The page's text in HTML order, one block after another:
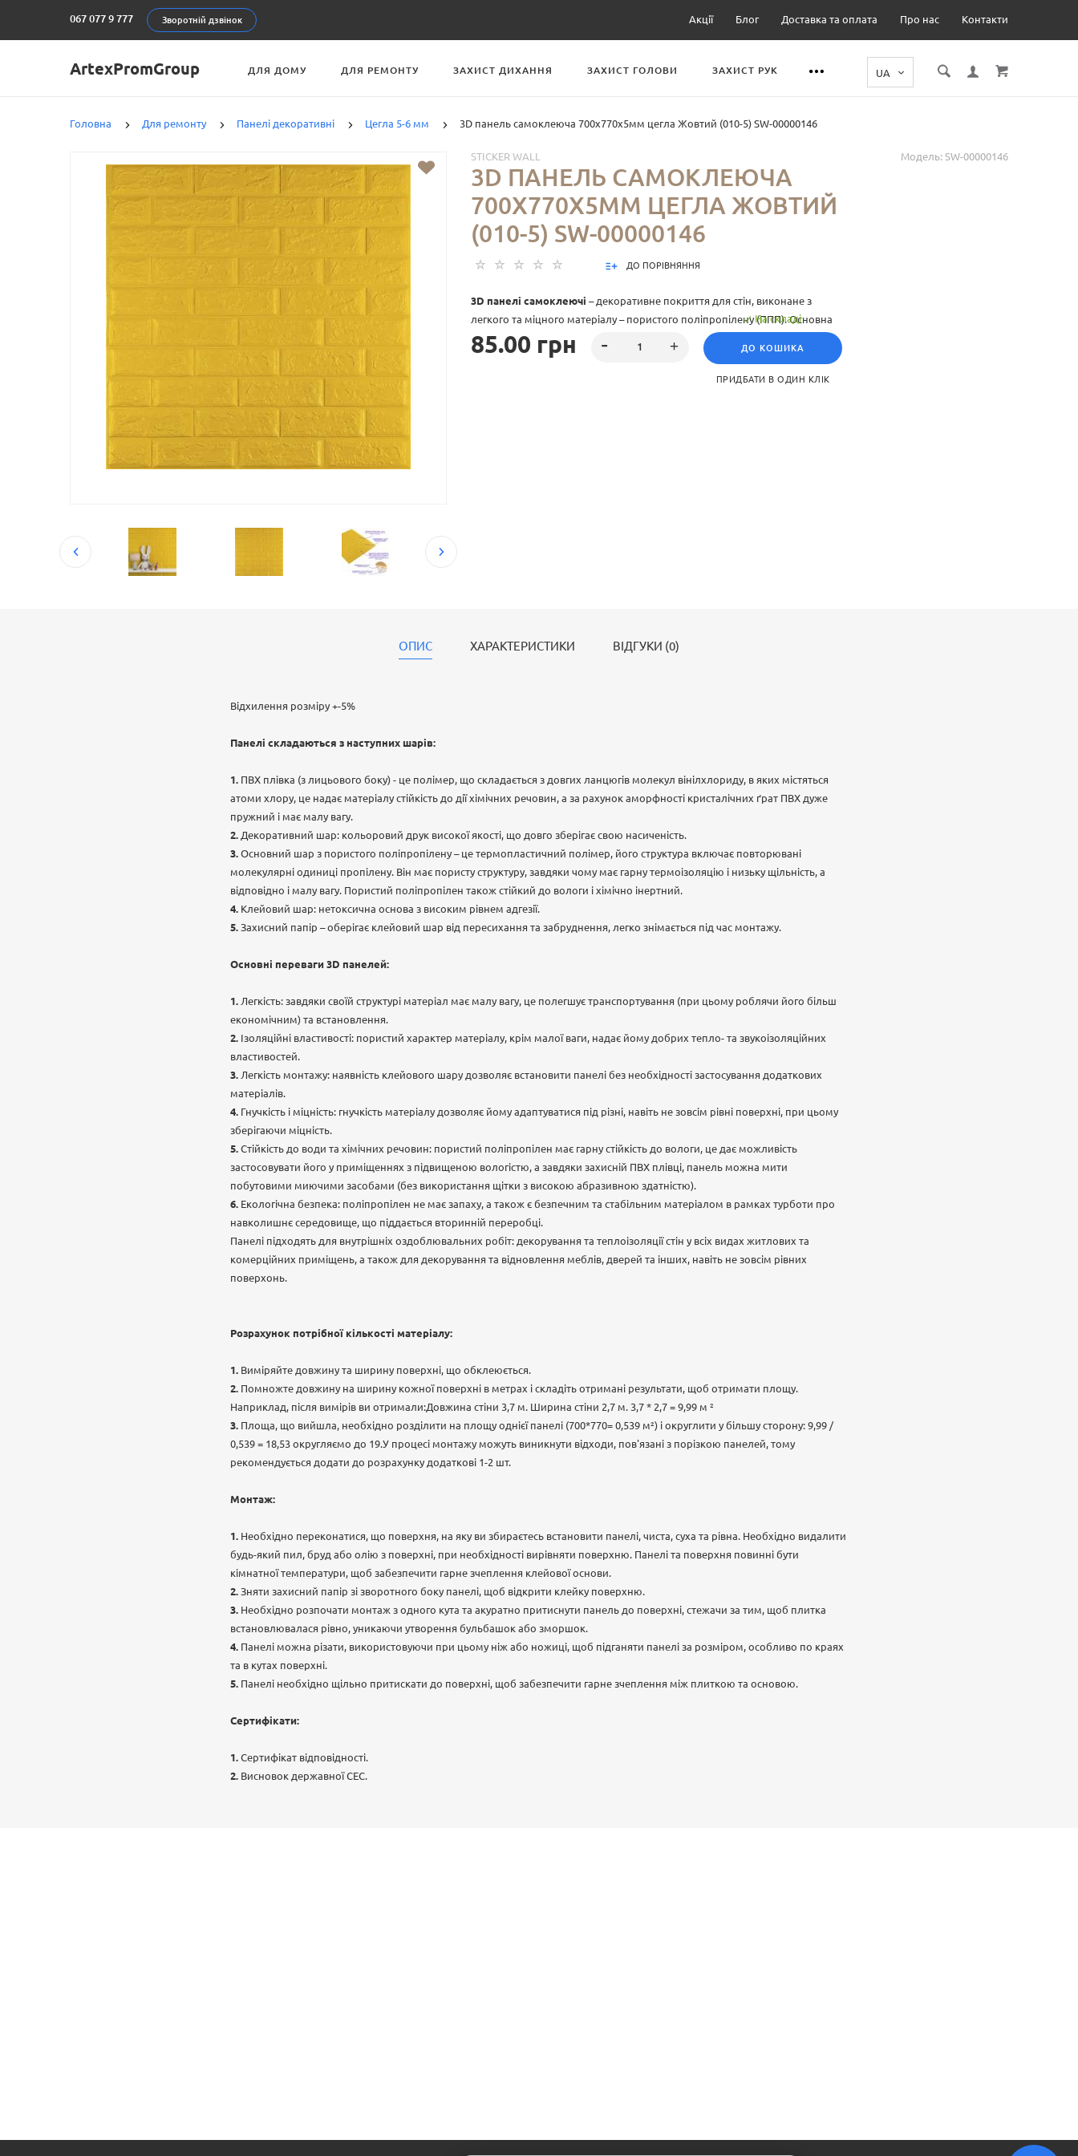
067 077 9 777 Зворотній дзвінок Акції Блог Доставка та оплата Про нас Контакти
ArtexPromGroup ДЛЯ ДОМУ ДЛЯ РЕМОНТУ ЗАХИСТ ДИХАННЯ ЗАХИСТ ГОЛОВИ ЗАХИСТ РУК
Головна Для ремонту Панелі декоративні Цегла 5-6 мм 3D панель самоклеюча 700х770х5мм цегла Жовтий (010-5) SW-00000146
Модель: SW-00000146
STICKER WALL
3D ПАНЕЛЬ САМОКЛЕЮЧА
700Х770Х5ММ ЦЕГЛА ЖОВТИЙ
(010-5) SW-00000146
ДО ПОРІВНЯННЯ
3D панелі самоклеючі – декоративне покриття для стін, виконане з
легкого та міцного матеріалу – пористого поліпропілену (ППП). Основна
особливість – рельєфний малюнок у вигляді цегли у широкому
різноманітті кольорів та наявність клейового шару, що дозволяє
встановити панелі без необхідності застосування додаткових матеріалів.
85.00 грн
На складі
ДО КОШИКА
ПРИДБАТИ В ОДИН КЛІК
ОПИС ХАРАКТЕРИСТИКИ ВІДГУКИ (0)
Відхилення розміру +-5%
Панелі складаються з наступних шарів:
ПВХ плівка (з лицьового боку) - це полімер, що складається з довгих ланцюгів молекул вінілхлориду, в яких містяться
атоми хлору, це надає матеріалу стійкість до дії хімічних речовин, а за рахунок аморфності кристалічних ґрат ПВХ дуже
пружний і має малу вагу.
Декоративний шар: кольоровий друк високої якості, що довго зберігає свою насиченість.
Основний шар з пористого поліпропілену – це термопластичний полімер, його структура включає повторювані
молекулярні одиниці пропілену. Він має пористу структуру, завдяки чому має гарну термоізоляцію і низьку щільність, а
відповідно і малу вагу. Пористий поліпропілен також стійкий до вологи і хімічно інертний.
Клейовий шар: нетоксична основа з високим рівнем адгезії.
Захисний папір – оберігає клейовий шар від пересихання та забруднення, легко знімається під час монтажу.
Основні переваги 3D панелей:
Легкість: завдяки своїй структурі матеріал має малу вагу, це полегшує транспортування (при цьому роблячи його більш
економічним) та встановлення.
Ізоляційні властивості: пористий характер матеріалу, крім малої ваги, надає йому добрих тепло- та звукоізоляційних
властивостей.
Легкість монтажу: наявність клейового шару дозволяє встановити панелі без необхідності застосування додаткових
матеріалів.
Гнучкість і міцність: гнучкість матеріалу дозволяє йому адаптуватися під різні, навіть не зовсім рівні поверхні, при цьому
зберігаючи міцність.
Стійкість до води та хімічних речовин: пористий поліпропілен має гарну стійкість до вологи, це дає можливість
застосовувати його у приміщеннях з підвищеною вологістю, а завдяки захисній ПВХ плівці, панель можна мити
побутовими миючими засобами (без використання щітки з високою абразивною здатністю).
Екологічна безпека: поліпропілен не має запаху, а також є безпечним та стабільним матеріалом в рамках турботи про
навколишнє середовище, що піддається вторинній переробці.
Панелі підходять для внутрішніх оздоблювальних робіт: декорування та теплоізоляції стін у всіх видах житлових та
комерційних приміщень, а також для декорування та відновлення меблів, дверей та інших, навіть не зовсім рівних
поверхонь.
Розрахунок потрібної кількості матеріалу:
Виміряйте довжину та ширину поверхні, що обклеюється.
Помножте довжину на ширину кожної поверхні в метрах і складіть отримані результати, щоб отримати площу.
Наприклад, після вимірів ви отримали:Довжина стіни 3,7 м. Ширина стіни 2,7 м. 3,7 * 2,7 = 9,99 м ²
Площа, що вийшла, необхідно розділити на площу однієї панелі (700*770= 0,539 м²) і округлити у більшу сторону: 9,99 /
0,539 = 18,53 округляємо до 19.У процесі монтажу можуть виникнути відходи, пов'язані з порізкою панелей, тому
рекомендується додати до розрахунку додаткові 1-2 шт.
Монтаж:
Необхідно переконатися, що поверхня, на яку ви збираєтесь встановити панелі, чиста, суха та рівна. Необхідно видалити
будь-який пил, бруд або олію з поверхні, при необхідності вирівняти поверхню. Панелі та поверхня повинні бути
кімнатної температури, щоб забезпечити гарне зчеплення клейової основи.
Зняти захисний папір зі зворотного боку панелі, щоб відкрити клейку поверхню.
Необхідно розпочати монтаж з одного кута та акуратно притиснути панель до поверхні, стежачи за тим, щоб плитка
встановлювалася рівно, уникаючи утворення бульбашок або зморшок.
Панелі можна різати, використовуючи при цьому ніж або ножиці, щоб підганяти панелі за розміром, особливо по краях
та в кутах поверхні.
Панелі необхідно щільно притискати до поверхні, щоб забезпечити гарне зчеплення між плиткою та основою.
Сертифікати:
Сертифікат відповідності.
Висновок державної СЕС.